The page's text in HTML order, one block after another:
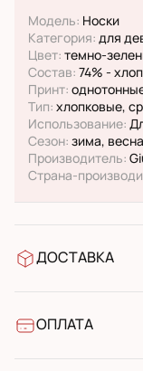
Модель: Носки
Категория: для
Цвет: темно-
Состав: 74% -
Принт:
Тип: хлопковые,
Использование:
Сезон: зима,
Производитель:
Страна-
ДОСТАВКА
УкрПошта
ОПЛАТА
Банківський